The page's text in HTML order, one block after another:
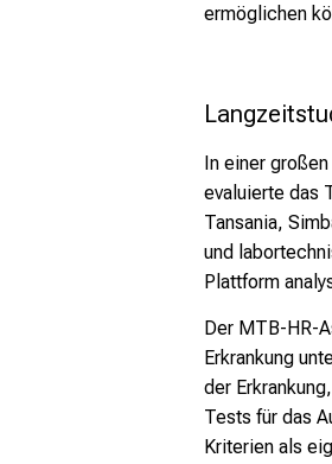
ermöglichen
In einer
evaluierte das
Tansania,
und
Plattform
Der MTB-HR-
Erkrankung
der
Tests für das
Kriterien als